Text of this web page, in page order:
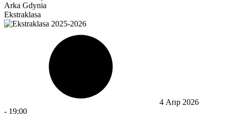
Arka Gdynia
Ekstraklasa
4 Апр 2026
- 19:00